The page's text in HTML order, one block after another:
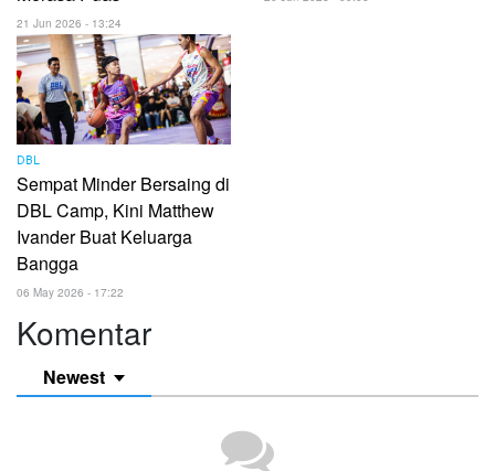
21 Jun 2026 - 13:24
DBL
Sempat Minder Bersaing di
DBL Camp, Kini Matthew
Ivander Buat Keluarga
Bangga
06 May 2026 - 17:22
Komentar
Newest